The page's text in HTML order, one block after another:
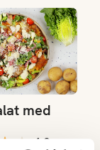
med
4.2
med nypotet